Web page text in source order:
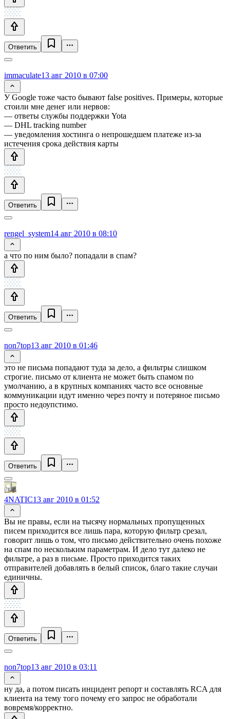
Ответить
immaculate13 авг 2010 в 07:00
У Google тоже часто бывают false positives. Примеры, которые
стоили мне денег или нервов:
— ответы службы поддержки Yota
— DHL tracking number
— уведомления хостинга о непрошедшем платеже из-за
истечения срока действия карты
Ответить
rengel_system14 авг 2010 в 08:10
а что по ним было? попадали в спам?
Ответить
non7top13 авг 2010 в 01:46
это не письма попадают туда за дело, а фильтры слишком
строгие. письмо от клиента не может быть спамом по
умолчанию, а в крупных компаниях часто все основные
коммуникации идут именно через почту и потеряное письмо
просто недоупстимо.
Ответить
4NATIC13 авг 2010 в 01:52
Вы не правы, если на тысячу нормальных пропущенных
писем приходится все лишь пара, которую фильтр срезал,
говорит лишь о том, что письмо действительно очень похоже
на спам по нескольким параметрам. И дело тут далеко не
фильтре, а раз в письме. Просто приходится таких
отправителей добавлять в белый список, благо такие случаи
единичны.
Ответить
non7top13 авг 2010 в 03:11
ну да, а потом писать инцидент репорт и составлять RCA для
клиента на тему того почему его запрос не обработали
вовремя/корректно.